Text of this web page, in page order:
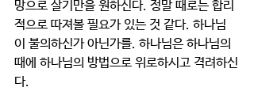
망으로 살기만을 원하신다. 정말 때로는 합리
적으로 따져볼 필요가 있는 것 같다. 하나님
이 불의하신가 아닌가를. 하나님은 하나님의
때에 하나님의 방법으로 위로하시고 격려하신
다.